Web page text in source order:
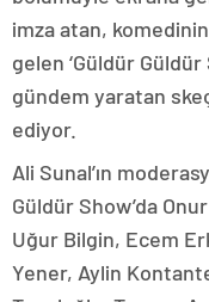
imza atan,
gelen ‘Güldür
gündem yaratan
ediyor.
Ali Sunal’ın
Güldür Show’da
Uğur Bilgin, Ecem
Yener, Aylin